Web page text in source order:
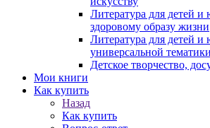
Литература для детей
здоровому образу жизни
Литература для детей и
универсальной тематики
Детское творчество,
Мои книги
Как купить
Назад
Как купить